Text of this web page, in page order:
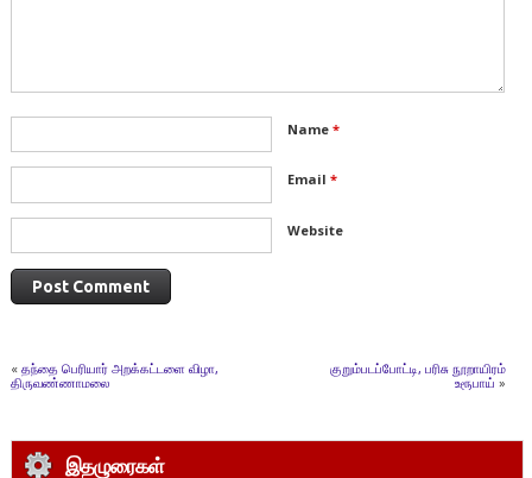
Name *
Email *
Website
« தந்தை பெரியார் அறக்கட்டளை விழா,
திருவண்ணாமலை
குறும்படப்போட்டி, பரிசு நூறாயிரம்
உரூபாய் »
இதழுரைகள்